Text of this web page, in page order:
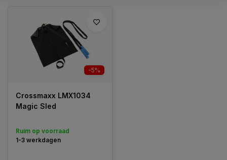
-5%
Crossmaxx LMX1034
Magic Sled
Ruim op voorraad
1-3 werkdagen